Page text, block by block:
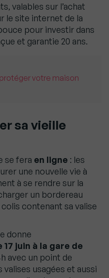
valables sur l’achat
le site internet de la
pour investir dans
et garantie 20 ans.
votre maison
sa vieille
se fera en ligne : les
une nouvelle vie à
à se rendre sur la
un bordereau
contenant sa valise
donne
17 juin à la gare de
avec un point de
usagées et aussi